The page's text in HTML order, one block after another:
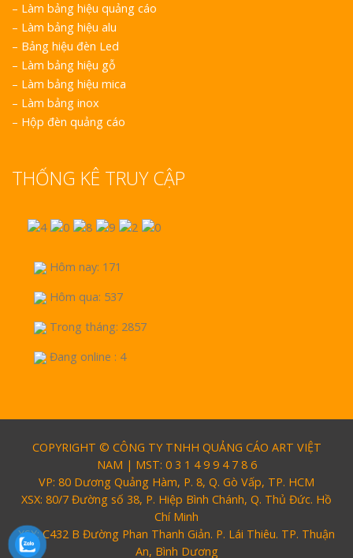
– Làm bảng hiệu quảng cáo
– Làm bảng hiệu alu
– Bảng hiệu đèn Led
– Làm bảng hiệu gỗ
– Làm bảng hiệu mica
– Làm bảng inox
– Hộp đèn quảng cáo
THỐNG KÊ TRUY CẬP
Hôm nay: 171
Hôm qua: 537
Trong tháng: 2857
Đang online : 4
COPYRIGHT © CÔNG TY TNHH QUẢNG CÁO ART VIỆT
NAM | MST: 0 3 1 4 9 9 4 7 8 6
VP: 80 Dương Quảng Hàm, P. 8, Q. Gò Vấp, TP. HCM
XSX: 80/7 Đường số 38, P. Hiệp Bình Chánh, Q. Thủ Đức. Hồ
Chí Minh
XSX: C432 B Đường Phan Thanh Giản. P. Lái Thiêu. TP. Thuận
An, Bình Dương